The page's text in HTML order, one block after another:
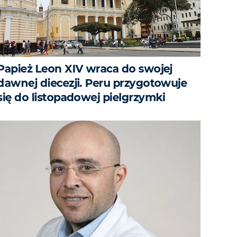
Leon XIV wraca do swojej
diecezji. Peru przygotowuje
do listopadowej pielgrzymki